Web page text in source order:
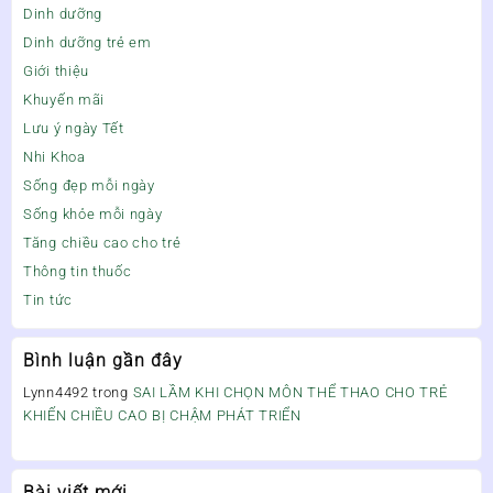
Dinh dưỡng
Dinh dưỡng trẻ em
Giới thiệu
Khuyến mãi
Lưu ý ngày Tết
Nhi Khoa
Sống đẹp mỗi ngày
Sống khỏe mỗi ngày
Tăng chiều cao cho trẻ
Thông tin thuốc
Tin tức
Bình luận gần đây
Lynn4492 trong SAI LẦM KHI CHỌN MÔN THỂ THAO CHO TRẺ
KHIẾN CHIỀU CAO BỊ CHẬM PHÁT TRIỂN